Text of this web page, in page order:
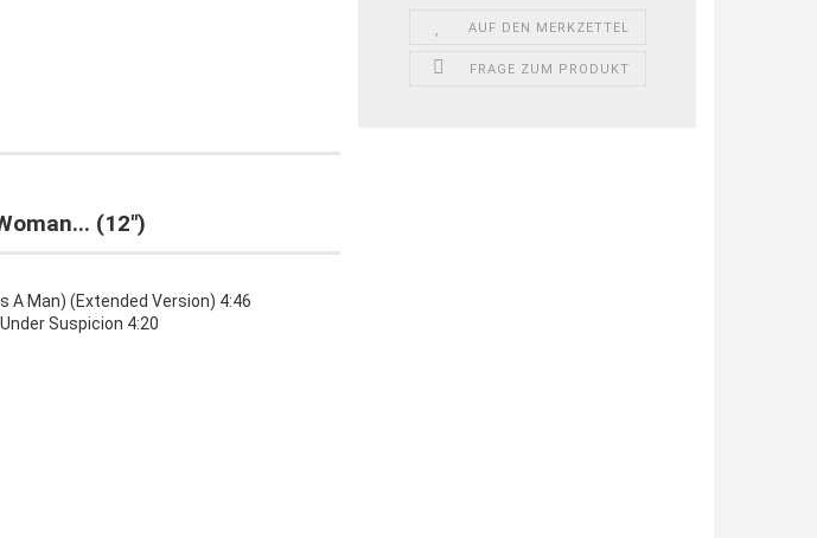
AUF DEN MERKZETTEL
FRAGE ZUM PRODUKT
(12")
A Man) (Extended Version) 4:46
Suspicion 4:20